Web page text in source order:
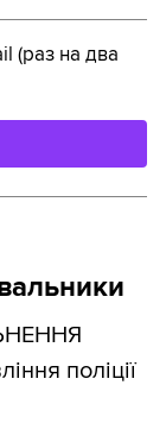
(раз на два
поліції